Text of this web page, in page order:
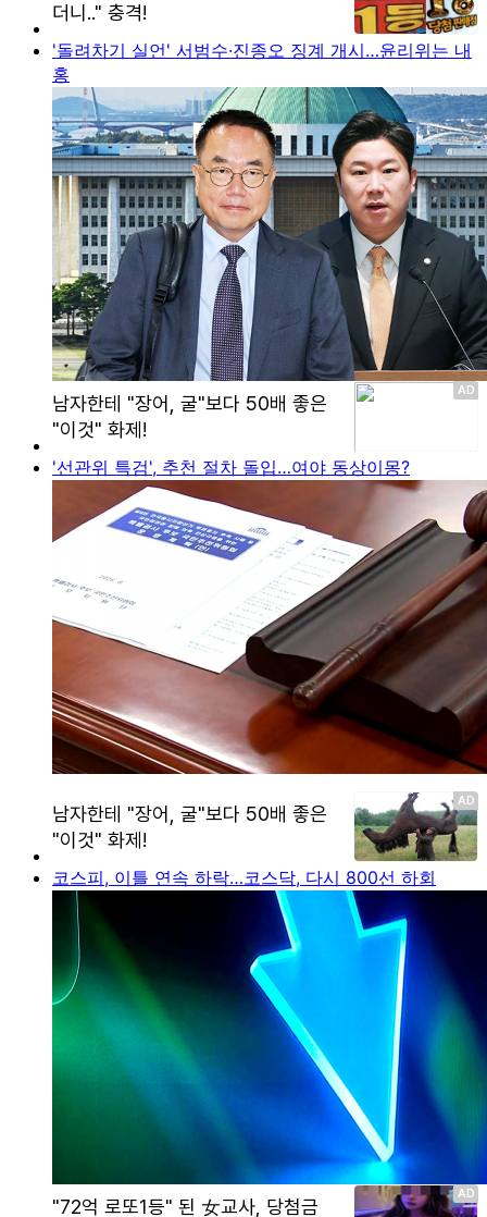
'돌려차기 실언' 서범수·진종오 징계 개시…윤리위는 내
홍
'선관위 특검', 추천 절차 돌입…여야 동상이몽?
코스피, 이틀 연속 하락…코스닥, 다시 800선 하회